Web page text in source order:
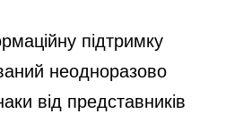
підтримку
неодноразово
від представників